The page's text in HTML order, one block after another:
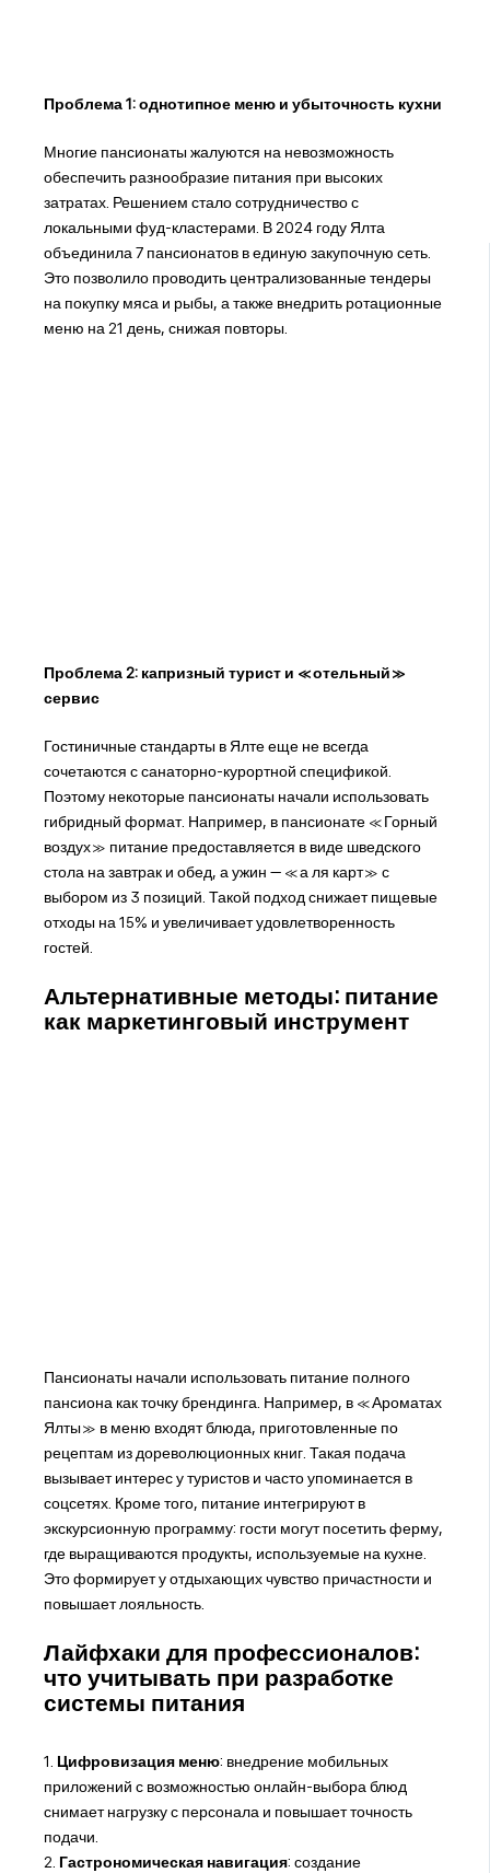
Проблема 1: однотипное меню и убыточность кухни
Многие пансионаты жалуются на невозможность
обеспечить разнообразие питания при высоких
затратах. Решением стало сотрудничество с
локальными фуд-кластерами. В 2024 году Ялта
объединила 7 пансионатов в единую закупочную сеть.
Это позволило проводить централизованные тендеры
на покупку мяса и рыбы, а также внедрить ротационные
меню на 21 день, снижая повторы.
Проблема 2: капризный турист и «отельный»
сервис
Гостиничные стандарты в Ялте еще не всегда
сочетаются с санаторно-курортной спецификой.
Поэтому некоторые пансионаты начали использовать
гибридный формат. Например, в пансионате «Горный
воздух» питание предоставляется в виде шведского
стола на завтрак и обед, а ужин — «а ля карт» с
выбором из 3 позиций. Такой подход снижает пищевые
отходы на 15% и увеличивает удовлетворенность
гостей.
Альтернативные методы: питание
как маркетинговый инструмент
Пансионаты начали использовать питание полного
пансиона как точку брендинга. Например, в «Ароматах
Ялты» в меню входят блюда, приготовленные по
рецептам из дореволюционных книг. Такая подача
вызывает интерес у туристов и часто упоминается в
соцсетях. Кроме того, питание интегрируют в
экскурсионную программу: гости могут посетить ферму,
где выращиваются продукты, используемые на кухне.
Это формирует у отдыхающих чувство причастности и
повышает лояльность.
Лайфхаки для профессионалов:
что учитывать при разработке
системы питания
1. Цифровизация меню: внедрение мобильных
приложений с возможностью онлайн-выбора блюд
снимает нагрузку с персонала и повышает точность
подачи.
2. Гастрономическая навигация: создание